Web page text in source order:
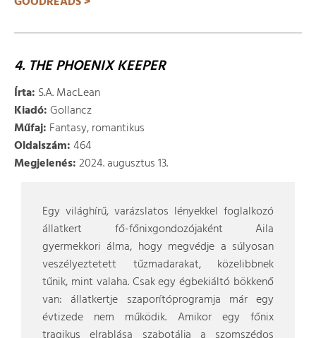
4. THE PHOENIX KEEPER
Írta: S.A. MacLean
Kiadó:Gollancz
Műfaj: Fantasy, romantikus
Oldalszám:464
Megjelenés:2024. augusztus 13.
Egy világhírű, varázslatos lényekkel foglalkozó
állatkert fő-főnixgondozójaként Aila
gyermekkori álma, hogy megvédje a súlyosan
veszélyeztetett tűzmadarakat, közelibbnek
tűnik, mint valaha. Csak egy égbekiáltó bökkenő
van: állatkertje szaporítóprogramja már egy
évtizede nem működik. Amikor egy főnix